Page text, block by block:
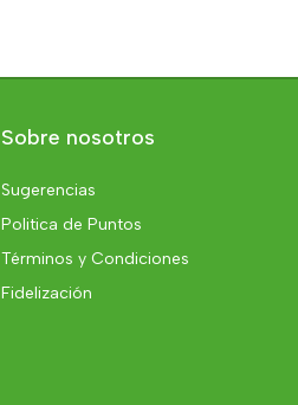
Sobre nosotros
Sugerencias
Politica de Puntos
Términos y Condiciones
Fidelización